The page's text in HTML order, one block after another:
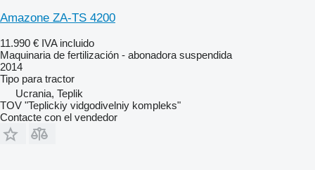
Amazone ZA-TS 4200
11.990 € IVA incluido
Maquinaria de fertilización - abonadora suspendida
2014
Tipo para tractor
Ucrania, Teplik
TOV "Teplickiy vidgodivelniy kompleks"
Contacte con el vendedor